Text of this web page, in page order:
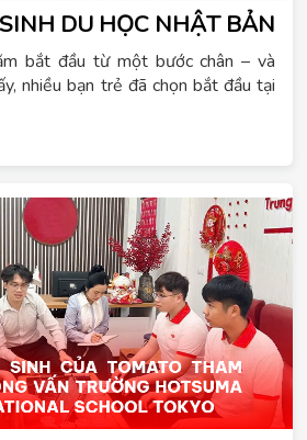
DU HỌC NHẬT BẢN
bắt đầu từ một bước chân – và
nhiều bạn trẻ đã chọn bắt đầu tại